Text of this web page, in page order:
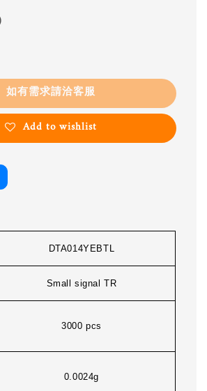
如有需求請洽客服
Add to wishlist
DTA014YEBTL
Small signal TR
3000 pcs
0.0024g